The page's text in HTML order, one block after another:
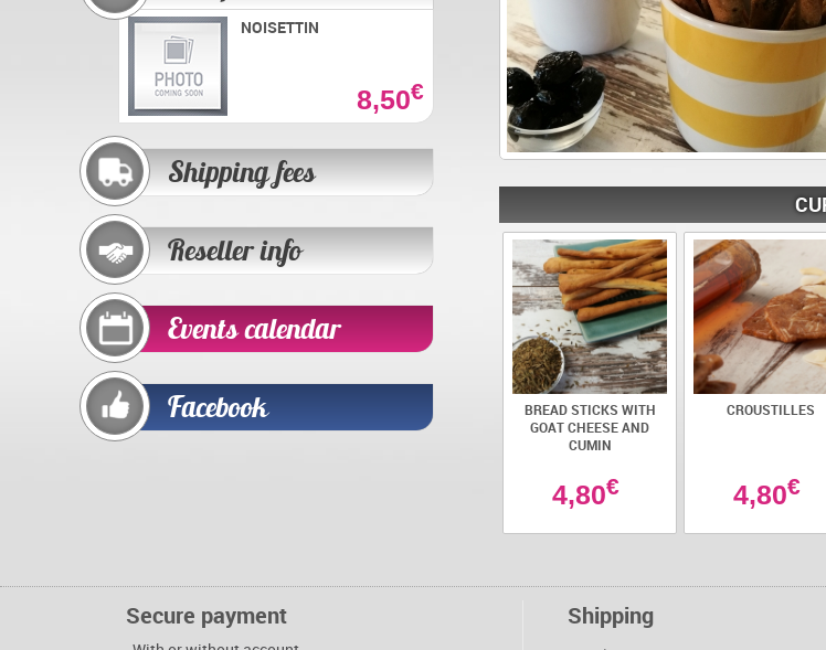
NOISETTIN
8,50€
Shipping fees
Reseller info
Events calendar
Facebook
BREAD STICKS WITH
GOAT CHEESE AND
CUMIN
4,80€
CROUSTILLES
4,80€
Secure payment Shipping